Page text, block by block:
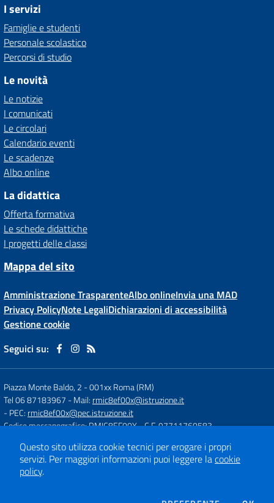
I servizi
Famiglie e studenti
Personale scolastico
Percorsi di studio
Le novità
Le notizie
I comunicati
Le circolari
Calendario eventi
Le scadenze
Albo online
La didattica
Offerta formativa
Le schede didattiche
I progetti delle classi
Mappa del sito
Amministrazione TrasparenteAlbo onlineInvia una MAD
Privacy PolicyNote LegaliDichiarazioni di accessibilità
Gestione cookie
Seguici su:
Piazza Monte Baldo, 2 -001xx Roma (RM)
Tel 06 87183967 - Mail: rmic8ef00x@istruzione.it
- PEC: rmic8ef00x@pec.istruzione.it
Codice meccanografico: RMIC8EF00X- C.F. 97711760583
Concept & Design by
Designers Italia
Questo sito utilizza cookie tecnici per erogare i propri
servizi. Per maggiori informazioni puoi leggere lacookie
policy.